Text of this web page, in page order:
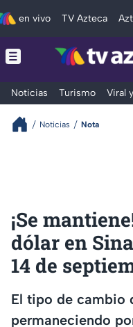
en vivo TV Azteca
Noticias Turismo Viral
Noticias Nota
¡Se
dólar en
14 de
El tipo de cambio
permaneciendo